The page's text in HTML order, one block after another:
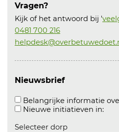
Vragen?
Kijk of het antwoord bij '
0481 700 216
Nieuwsbrief
Belangrijke informatie
Nieuwe initiatieven in:
Selecteer dorp